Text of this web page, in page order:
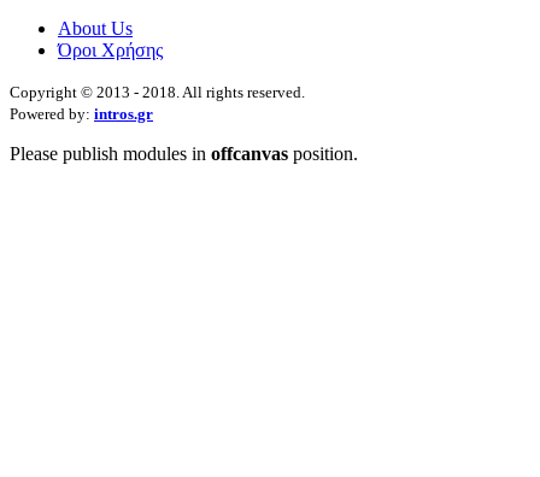
About Us
Όροι Χρήσης
Copyright © 2013 - 2018. All rights reserved.
Powered by: intros.gr
Please publish modules in offcanvas position.